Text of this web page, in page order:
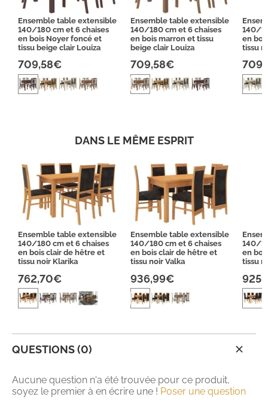
Ensemble table extensible
140/180 cm et 6 chaises
en bois Noyer foncé et
tissu beige clair Louiza
709,58€
Ensemble table extensible
140/180 cm et 6 chaises
en bois marron et tissu
beige clair Louiza
709,58€
140/
en
tissu
DANS LE MÊME ESPRIT
Ensemble table extensible
140/180 cm et 6 chaises
en bois clair de hêtre et
tissu noir Klarika
762,70€
Ensemble table extensible
140/180 cm et 6 chaises
en bois clair de hêtre et
tissu noir Valka
936,99€
140/
en
tissu
QUESTIONS (0)
Aucune question n'a été trouvée pour ce produit,
soyez le premier à en écrire une ! Poser une question